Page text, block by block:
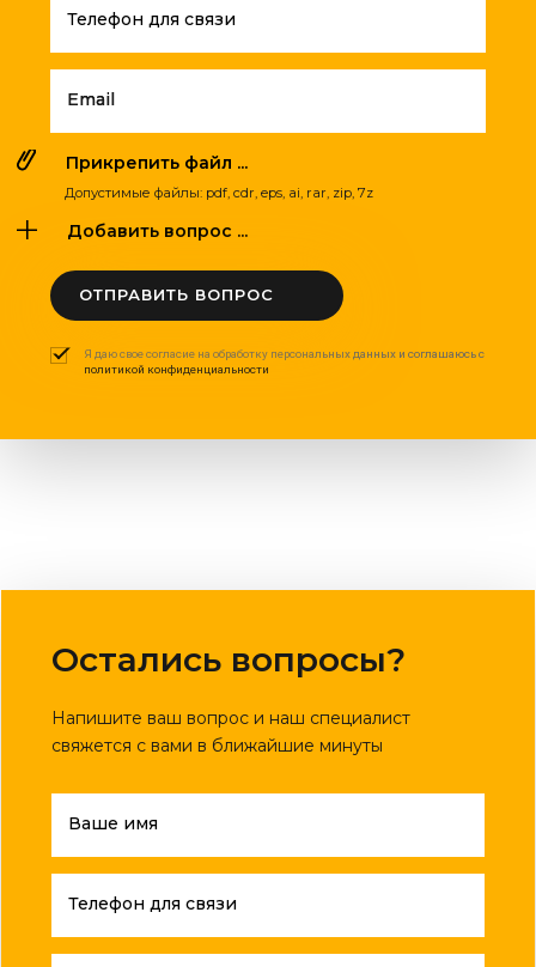
Телефон для связи
Email
Прикрепить файл ...
Допустимые файлы: pdf, cdr, eps, ai, rar, zip, 7z
Добавить вопрос ...
ОТПРАВИТЬ ВОПРОС
Я даю свое согласие на обработку персональных данных и соглашаюсь с
политикой конфиденциальности
Остались вопросы?
Напишите ваш вопрос и наш специалист
свяжется с вами в ближайшие минуты
Ваше имя
Телефон для связи